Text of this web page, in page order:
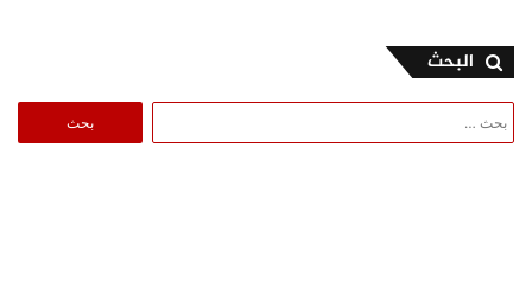
البحث
عن: